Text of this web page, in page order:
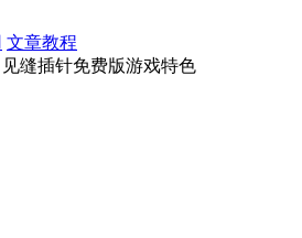
文章教程
见缝插针免费版游戏特色